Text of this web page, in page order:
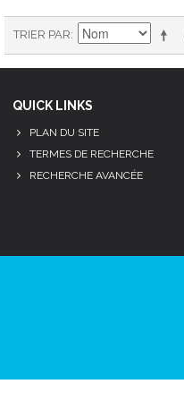
TRIER PAR
QUICK LINKS
PLAN DU SITE
TERMES DE RECHERCHE
RECHERCHE AVANCÉE